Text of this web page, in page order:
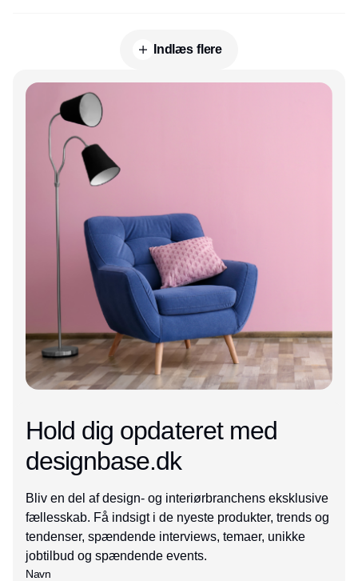
Indlæs flere
Annonce
Hold dig opdateret med
designbase.dk
Bliv en del af design- og interiørbranchens eksklusive
fællesskab. Få indsigt i de nyeste produkter, trends og
tendenser, spændende interviews, temaer, unikke
jobtilbud og spændende events.
Navn